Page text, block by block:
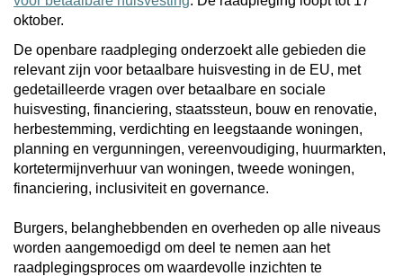
oktober.
De openbare raadpleging onderzoekt alle gebieden die
relevant zijn voor betaalbare huisvesting in de EU, met
gedetailleerde vragen over betaalbare en sociale
huisvesting, financiering, staatssteun, bouw en renovatie,
herbestemming, verdichting en leegstaande woningen,
planning en vergunningen, vereenvoudiging, huurmarkten,
kortetermijnverhuur van woningen, tweede woningen,
financiering, inclusiviteit en governance.
Burgers, belanghebbenden en overheden op alle niveaus
worden aangemoedigd om deel te nemen aan het
raadplegingsproces om waardevolle inzichten te